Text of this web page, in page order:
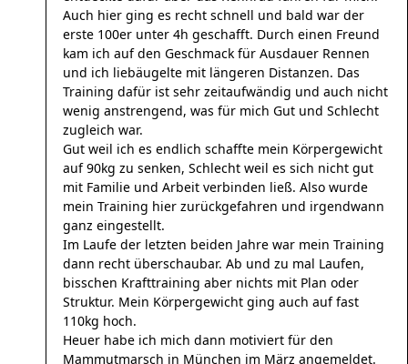
Auch hier ging es recht schnell und bald war der
erste 100er unter 4h geschafft. Durch einen Freund
kam ich auf den Geschmack für Ausdauer Rennen
und ich liebäugelte mit längeren Distanzen. Das
Training dafür ist sehr zeitaufwändig und auch nicht
wenig anstrengend, was für mich Gut und Schlecht
zugleich war.
Gut weil ich es endlich schaffte mein Körpergewicht
auf 90kg zu senken, Schlecht weil es sich nicht gut
mit Familie und Arbeit verbinden ließ. Also wurde
mein Training hier zurückgefahren und irgendwann
ganz eingestellt.
Im Laufe der letzten beiden Jahre war mein Training
dann recht überschaubar. Ab und zu mal Laufen,
bisschen Krafttraining aber nichts mit Plan oder
Struktur. Mein Körpergewicht ging auch auf fast
110kg hoch.
Heuer habe ich mich dann motiviert für den
Mammutmarsch in München im März angemeldet.